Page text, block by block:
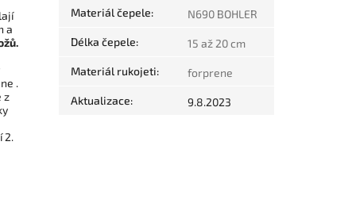
a
.
z
2.
Materiál čepele: N690 BOHLER
Délka čepele: 15 až 20 cm
Materiál rukojeti: forprene
Aktualizace: 9.8.2023